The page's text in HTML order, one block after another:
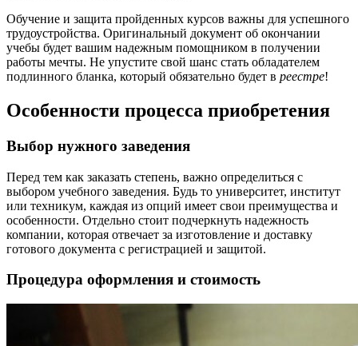
Обучение и защита пройденных курсов важны для успешного
трудоустройства. Оригинальный документ об окончании
учебы будет вашим надежным помощником в получении
работы мечты. Не упустите свой шанс стать обладателем
подлинного бланка, который обязательно будет в реестре!
Особенности процесса приобретения
Выбор нужного заведения
Перед тем как заказать степень, важно определиться с
выбором учебного заведения. Будь то университет, институт
или техникум, каждая из опций имеет свои преимущества и
особенности. Отдельно стоит подчеркнуть надежность
компании, которая отвечает за изготовление и доставку
готового документа с регистрацией и защитой.
Процедура оформления и стоимость